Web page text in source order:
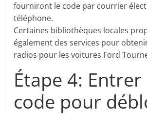
fourniront le code par courrier
téléphone.
Certaines bibliothèques locales
également des services pour
radios pour les voitures Ford
Étape 4: Entrer
code pour